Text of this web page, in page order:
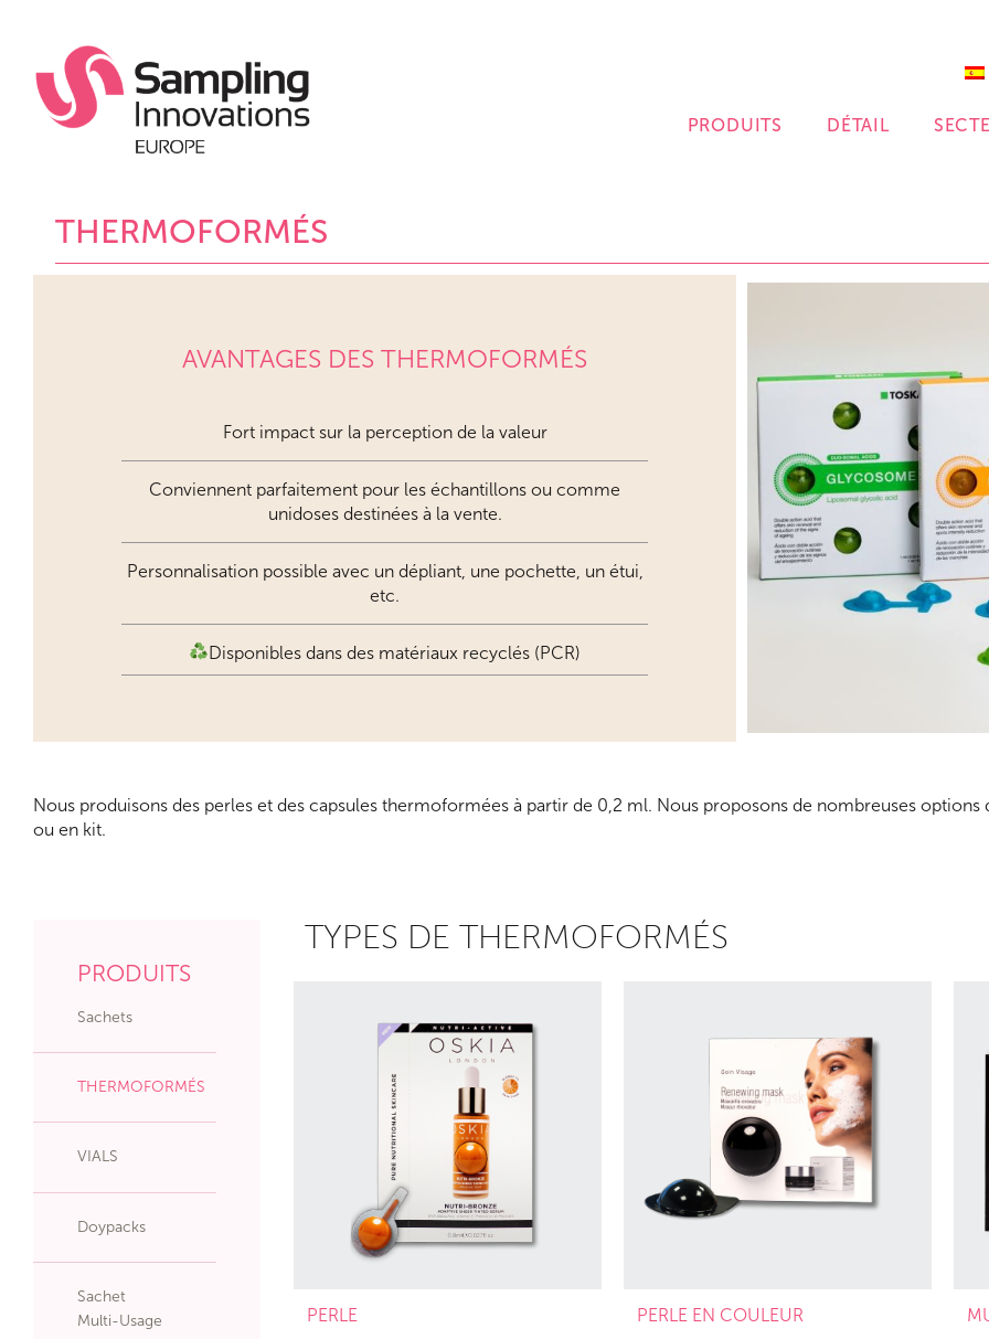
PRODUITS DÉTAIL
THERMOFORMÉS
AVANTAGES DES THERMOFORMÉS
Fort impact sur la perception de la valeur
Conviennent parfaitement pour les échantillons ou comme
unidoses destinées à la vente.
Personnalisation possible avec un dépliant, une pochette, un étui,
etc.
Disponibles dans des matériaux recyclés (PCR)
Nous produisons des perles et des capsules thermoformées à partir de 0,2 ml. Nous proposons de nombreuses
ou en kit.
PRODUITS
Sachets
THERMOFORMÉS
VIALS
Doypacks
Sachet
Multi-Usage
TYPES DE THERMOFORMÉS
PERLE PERLE EN COULEUR